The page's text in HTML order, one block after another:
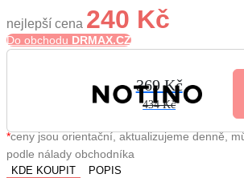
nejlepší cena 240 Kč
Do obchodu DRMAX.CZ
369 Kč
434 Kč
*ceny jsou orientační, aktualizujeme denně,
podle nálady obchodníka
KDE KOUPIT POPIS